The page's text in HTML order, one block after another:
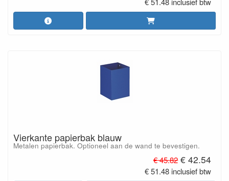
Vierkante papierbak blauw
Metalen papierbak. Optioneel aan de wand te bevestigen.
€ 45.82 € 42.54
€ 51.48 inclusief btw